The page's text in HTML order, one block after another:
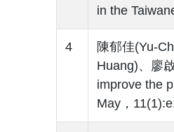
in the
4
陳郁佳(Yu-
Huang)、廖
improve the
May，